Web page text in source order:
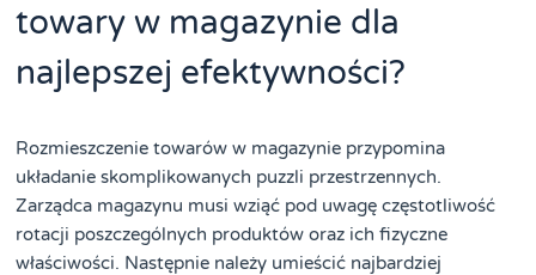
towary w magazynie dla
najlepszej efektywności?
Rozmieszczenie towarów w magazynie przypomina
układanie skomplikowanych puzzli przestrzennych.
Zarządca magazynu musi wziąć pod uwagę częstotliwość
rotacji poszczególnych produktów oraz ich fizyczne
właściwości. Następnie należy umieścić najbardziej